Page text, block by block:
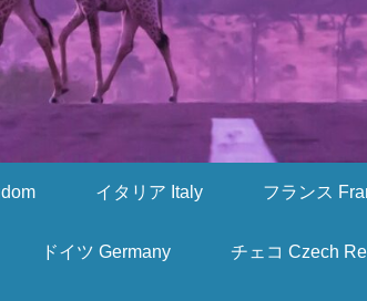
イタリア Italy フランス
ドイツ Germany チェコ Czech